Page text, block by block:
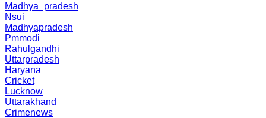
Madhya_pradesh
Nsui
Madhyapradesh
Pmmodi
Rahulgandhi
Uttarpradesh
Haryana
Cricket
Lucknow
Uttarakhand
Crimenews